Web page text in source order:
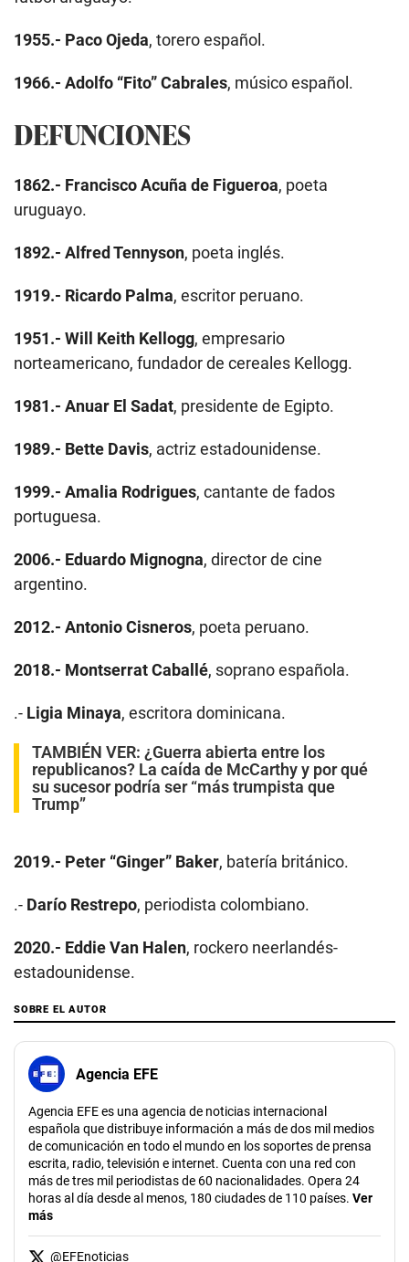
1955.- Paco Ojeda, torero español.
1966.- Adolfo “Fito” Cabrales, músico español.
DEFUNCIONES
1862.- Francisco Acuña de Figueroa, poeta
uruguayo.
1892.- Alfred Tennyson, poeta inglés.
1919.- Ricardo Palma, escritor peruano.
1951.- Will Keith Kellogg, empresario
norteamericano, fundador de cereales Kellogg.
1981.- Anuar El Sadat, presidente de Egipto.
1989.- Bette Davis, actriz estadounidense.
1999.- Amalia Rodrigues, cantante de fados
portuguesa.
2006.- Eduardo Mignogna, director de cine
argentino.
2012.- Antonio Cisneros, poeta peruano.
2018.- Montserrat Caballé, soprano española.
.- Ligia Minaya, escritora dominicana.
TAMBIÉN VER: ¿Guerra abierta entre los
republicanos? La caída de McCarthy y por qué
su sucesor podría ser “más trumpista que
Trump”
2019.- Peter “Ginger” Baker, batería británico.
.- Darío Restrepo, periodista colombiano.
2020.- Eddie Van Halen, rockero neerlandés-
estadounidense.
SOBRE EL AUTOR
Agencia EFE
Agencia EFE es una agencia de noticias internacional
española que distribuye información a más de dos mil medios
de comunicación en todo el mundo en los soportes de prensa
escrita, radio, televisión e internet. Cuenta con una red con
más de tres mil periodistas de 60 nacionalidades. Opera 24
horas al día desde al menos, 180 ciudades de 110 países. Ver
más
@EFEnoticias